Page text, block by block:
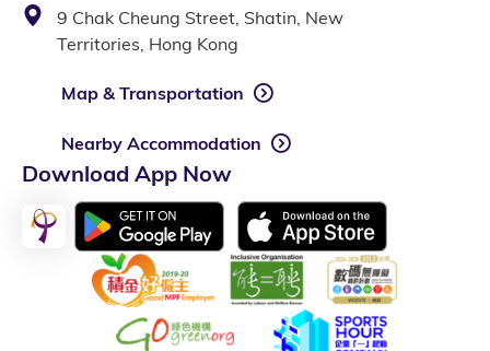
9 Chak Cheung Street, Shatin, New
Territories, Hong Kong
Map & Transportation
Nearby Accommodation
Download App Now